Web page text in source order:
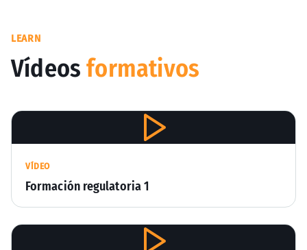
LEARN
Vídeos formativos
VÍDEO
Formación regulatoria 1